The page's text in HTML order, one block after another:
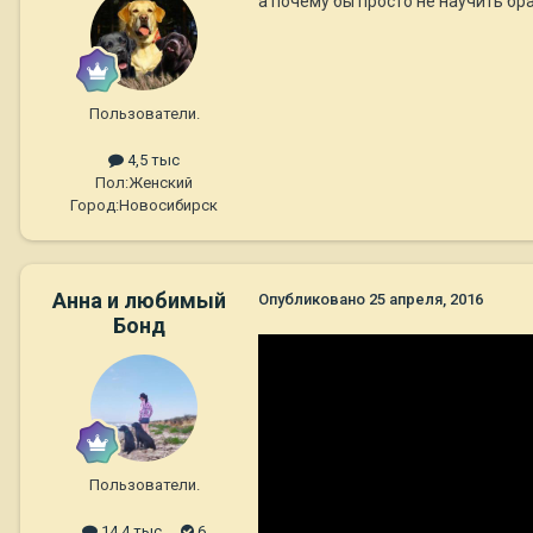
Пользователи.
4,5 тыс
Пол:Женский
Город:Новосибирск
Анна и любимый
Бонд
Пользователи.
Опубликовано 25 апреля, 2016